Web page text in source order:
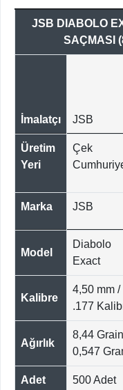
JSB DIABOLO
SAÇMASI
İmalatçı JSB
Üretim
Yeri
Çek
Marka JSB
Model
Diabolo
Exact
Kalibre
4,50 mm /
.177
Ağırlık
8,44
0,547
Adet 500 Adet